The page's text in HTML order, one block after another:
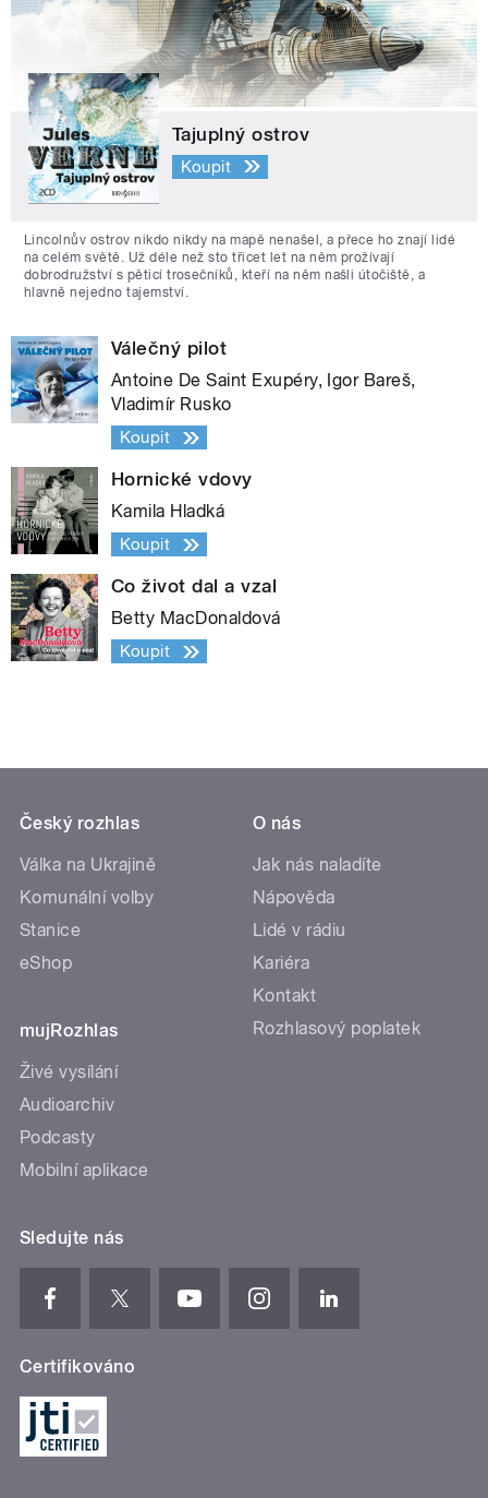
Tajuplný ostrov
Koupit
Lincolnův ostrov nikdo nikdy na mapě nenašel, a přece ho znají lidé
na celém světě. Už déle než sto třicet let na něm prožívají
dobrodružství s pěticí trosečníků, kteří na něm našli útočiště, a
hlavně nejedno tajemství.
Válečný pilot
Antoine De Saint Exupéry, Igor Bareš,
Vladimír Rusko
Koupit
Hornické vdovy
Kamila Hladká
Koupit
Co život dal a vzal
Betty MacDonaldová
Koupit
Český rozhlas
Válka na Ukrajině
Komunální volby
Stanice
eShop
mujRozhlas
Živé vysílání
Audioarchiv
Podcasty
Mobilní aplikace
O nás
Jak nás naladíte
Nápověda
Lidé v rádiu
Kariéra
Kontakt
Rozhlasový poplatek
Sledujte nás
Certifikováno